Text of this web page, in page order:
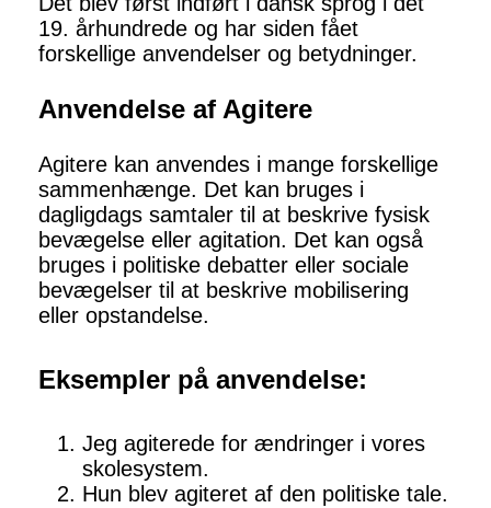
19. århundrede og har siden fået
forskellige anvendelser og betydninger.
Anvendelse af Agitere
Agitere kan anvendes i mange forskellige
sammenhænge. Det kan bruges i
dagligdags samtaler til at beskrive fysisk
bevægelse eller agitation. Det kan også
bruges i politiske debatter eller sociale
bevægelser til at beskrive mobilisering
eller opstandelse.
Eksempler på anvendelse:
Jeg agiterede for ændringer i vores
skolesystem.
Hun blev agiteret af den politiske tale.